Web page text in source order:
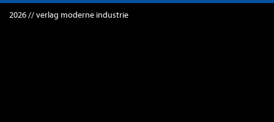
2026 // verlag moderne industrie